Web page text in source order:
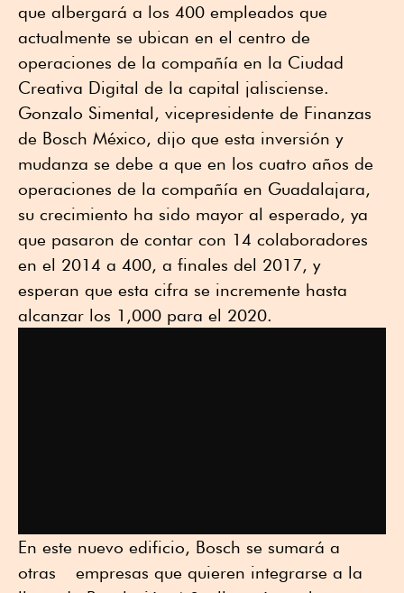
que albergará a los 400 empleados que
actualmente se ubican en el centro de
operaciones de la compañía en la Ciudad
Creativa Digital de la capital jalisciense.
Gonzalo Simental, vicepresidente de Finanzas
de Bosch México, dijo que esta inversión y
mudanza se debe a que en los cuatro años de
operaciones de la compañía en Guadalajara,
su crecimiento ha sido mayor al esperado, ya
que pasaron de contar con 14 colaboradores
en el 2014 a 400, a finales del 2017, y
esperan que esta cifra se incremente hasta
alcanzar los 1,000 para el 2020.
En este nuevo edificio, Bosch se sumará a
otras empresas que quieren integrarse a la